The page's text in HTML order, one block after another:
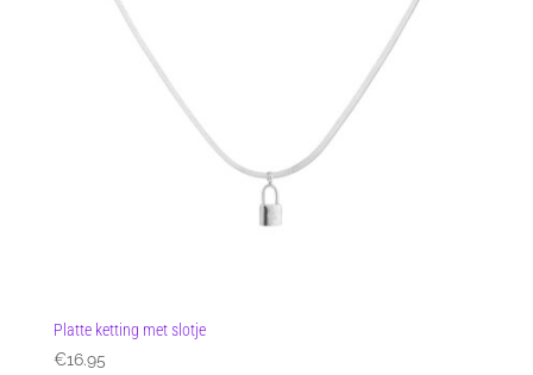
Platte ketting met slotje
€16.95